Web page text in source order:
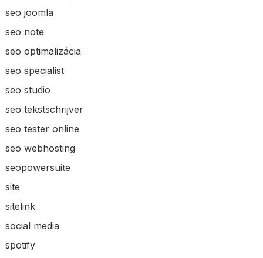
seo joomla
seo note
seo optimalizácia
seo specialist
seo studio
seo tekstschrijver
seo tester online
seo webhosting
seopowersuite
site
sitelink
social media
spotify